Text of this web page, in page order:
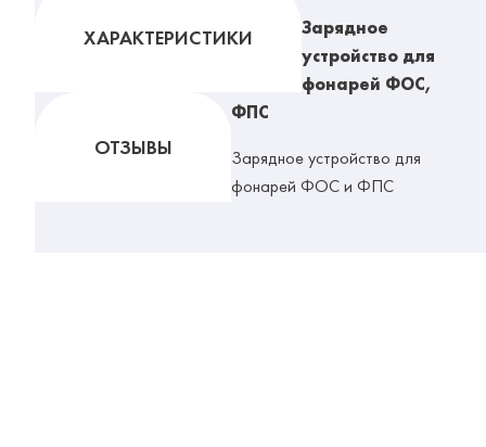
ХАРАКТЕРИСТИКИ
ОТЗЫВЫ
Зарядное
устройство для
фонарей ФОС,
ФПС
Зарядное устройство для
фонарей ФОС и ФПС